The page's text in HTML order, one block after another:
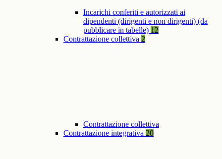
Incarichi conferiti e autorizzati ai
dipendenti (dirigenti e non dirigenti) (da
pubblicare in tabelle) 12
Contrattazione collettiva 2
Contrattazione collettiva
Contrattazione integrativa 20